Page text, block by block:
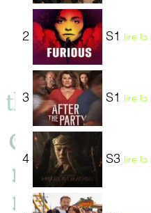
2 S1 lire la
3 S1 lire la
4 S3 lire la